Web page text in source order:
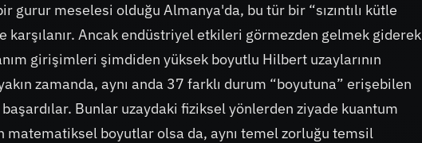
meselesi olduğu Almanya'da, bu tür bir “sızıntılı kütle
karşılanır. Ancak endüstriyel etkileri görmezden gelmek giderek
girişimleri şimdiden yüksek boyutlu Hilbert uzaylarının
zamanda, aynı anda 37 farklı durum “boyutuna” erişebilen
Bunlar uzaydaki fiziksel yönlerden ziyade kuantum
matematiksel boyutlar olsa da, aynı temel zorluğu temsil